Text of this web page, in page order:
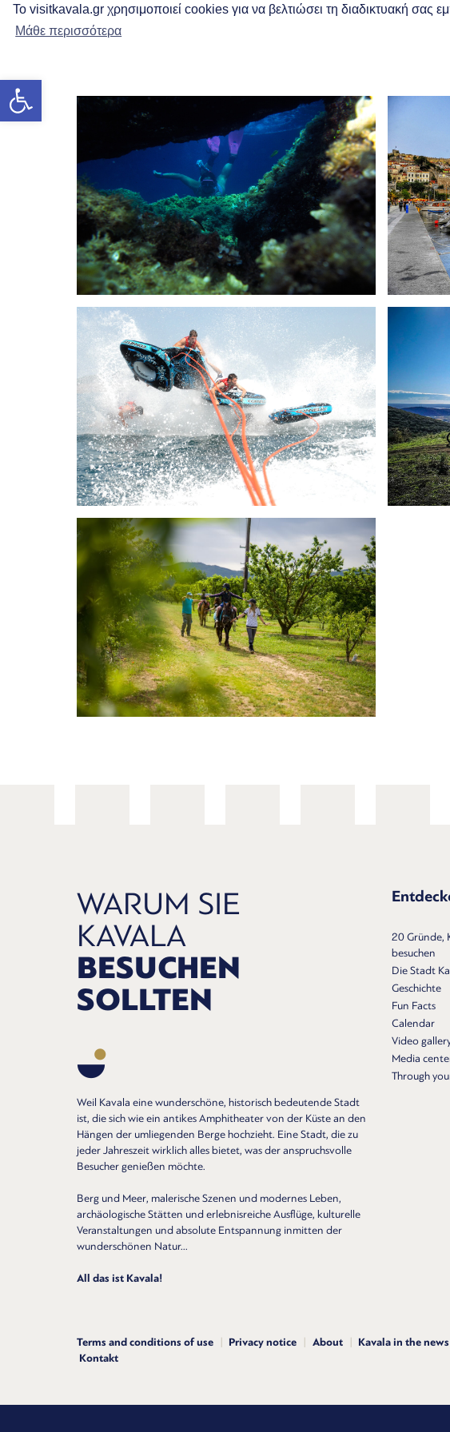
Το visitkavala.gr χρησιμοποιεί cookies για να βελτιώσει τη διαδικτυακή
Μάθε περισσότερα
Werkzeugleiste öffnen
Tauchen
Wassersport
Reiten
WARUM SIE
KAVALA
BESUCHEN
SOLLTEN
Weil Kavala eine wunderschöne, historisch bedeutende Stadt
ist, die sich wie ein antikes Amphitheater von der Küste an den
Hängen der umliegenden Berge hochzieht. Eine Stadt, die zu
jeder Jahreszeit wirklich alles bietet, was der anspruchsvolle
Besucher genießen möchte.
Berg und Meer, malerische Szenen und modernes Leben,
archäologische Stätten und erlebnisreiche Ausflüge, kulturelle
Veranstaltungen und absolute Entspannung inmitten der
wunderschönen Natur...
All das ist Kavala!
20 Gründe,
besuchen
Die Stadt
Geschichte
Fun Facts
Calendar
Video
Media
Through
Terms and conditions of use Privacy notice About Kavala in the news
Kontakt